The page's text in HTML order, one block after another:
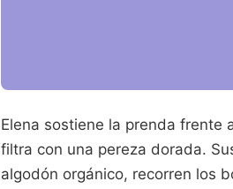
Elena sostiene la prenda frente
filtra con una pereza dorada.
algodón orgánico, recorren los